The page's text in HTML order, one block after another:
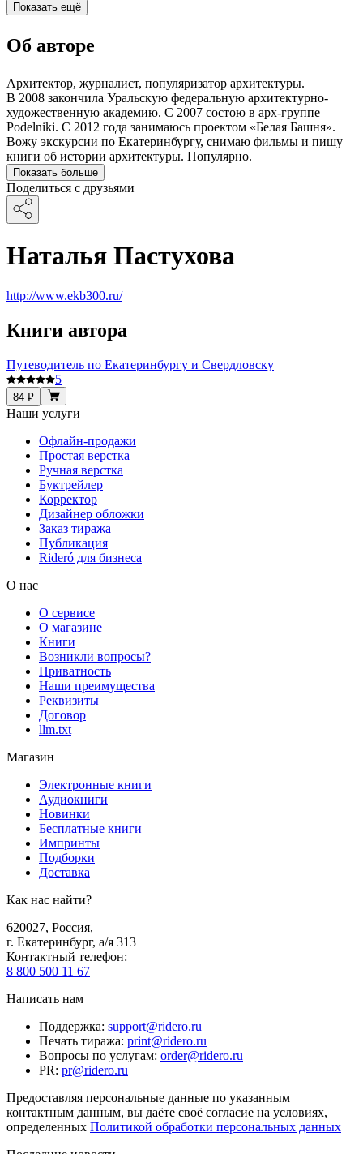
Показать ещё
Об авторе
Архитектор, журналист, популяризатор архитектуры.
В 2008 закончила Уральскую федеральную архитектурно-
художественную академию. С 2007 состою в арх-группе
Podelniki. С 2012 года занимаюсь проектом «Белая Башня».
Вожу экскурсии по Екатеринбургу, снимаю фильмы и пишу
книги об истории архитектуры. Популярно.
Показать больше
Поделиться с друзьями
Наталья Пастухова
http://www.ekb300.ru/
Книги автора
Путеводитель по Екатеринбургу и Свердловску
5
84 ₽
Наши услуги
Офлайн-продажи
Простая верстка
Ручная верстка
Буктрейлер
Корректор
Дизайнер обложки
Заказ тиража
Публикация
Rideró для бизнеса
О нас
О сервисе
О магазине
Книги
Возникли вопросы?
Приватность
Наши преимущества
Реквизиты
Договор
llm.txt
Магазин
Электронные книги
Аудиокниги
Новинки
Бесплатные книги
Импринты
Подборки
Доставка
Как нас найти?
620027, Россия,
г. Екатеринбург, а/я 313
Контактный телефон:
8 800 500 11 67
Написать нам
Поддержка: support@ridero.ru
Печать тиража: print@ridero.ru
Вопросы по услугам: order@ridero.ru
PR: pr@ridero.ru
Предоставляя персональные данные по указанным
контактным данным, вы даёте своё согласие на условиях,
определенных Политикой обработки персональных данных